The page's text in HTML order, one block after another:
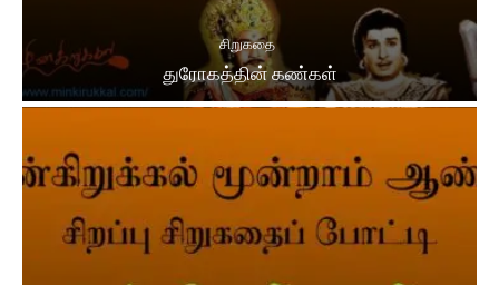
சிறுகதை
துரோகத்தின் கண்கள்